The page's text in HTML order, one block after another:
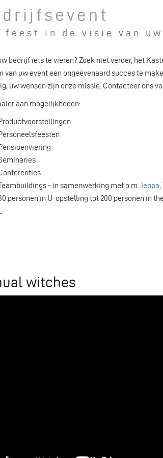
feest in de visie van
bedrijf iets te vieren? Zoek niet verder, het
van uw event een ongeëvenaard succes te
uw wensen zijn onze missie. Contacteer ons
aan mogelijkheden:
- in samenwerking met o.m. Jeppa,
personen in U-opstelling tot 200 personen in
witches